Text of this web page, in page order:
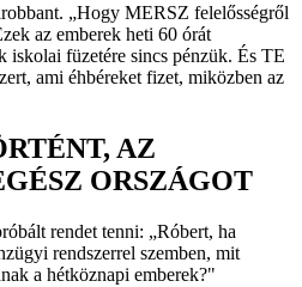
„Hogy MERSZ felelősségről
az emberek heti 60 órát
iskolai füzetére sincs pénzük. És TE
ami éhbéreket fizet, miközben az
AZ
ORSZÁGOT
rendet tenni: „Róbert, ha
rendszerrel szemben, mit
a hétköznapi emberek?"